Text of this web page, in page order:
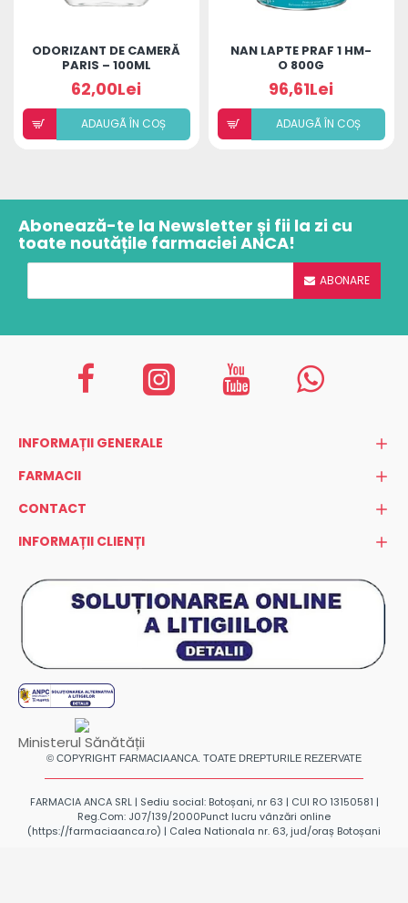
ODORIZANT DE CAMERĂ
PARIS – 100ML
62,00Lei
ADAUGÃ ÎN COȘ
NAN LAPTE PRAF 1 HM-
O 800G
96,61Lei
ADAUGÃ ÎN COȘ
Abonează-te la Newsletter și fii la zi cu
toate noutățile farmaciei ANCA!
ABONARE
INFORMAȚII GENERALE
FARMACII
CONTACT
INFORMAȚII CLIENȚI
Ministerul Sănătății
© COPYRIGHT FARMACIA ANCA. TOATE DREPTURILE REZERVATE
FARMACIA ANCA SRL | Sediu social: Botoșani, nr 63 | CUI RO 13150581 |
Reg.Com: J07/139/2000Punct lucru vânzări online
(https://farmaciaanca.ro) | Calea Nationala nr. 63, jud/oraș Botoșani